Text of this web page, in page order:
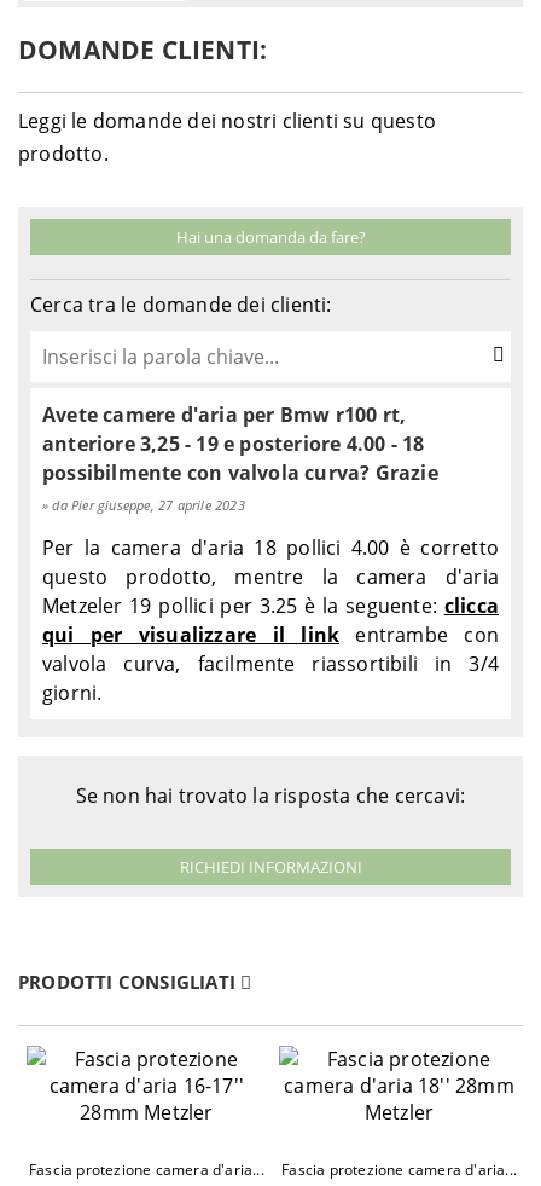
DOMANDE CLIENTI:
Leggi le domande dei nostri clienti su questo
prodotto.
Hai una domanda da fare?
Cerca tra le domande dei clienti:
Avete camere d'aria per Bmw r100 rt,
anteriore 3,25 - 19 e posteriore 4.00 - 18
possibilmente con valvola curva? Grazie
da Pier giuseppe, 27 aprile 2023
Per la camera d'aria 18 pollici 4.00 è corretto
questo prodotto, mentre la camera d'aria
Metzeler 19 pollici per 3.25 è la seguente: clicca
qui per visualizzare il link entrambe con
valvola curva, facilmente riassortibili in 3/4
giorni.
Se non hai trovato la risposta che cercavi:
RICHIEDI INFORMAZIONI
PRODOTTI CONSIGLIATI
Fascia protezione camera d'aria... Fascia protezione camera d'aria...